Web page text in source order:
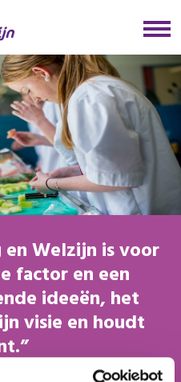
Welzijn is voor
factor en een
ideeën, het
visie en houdt